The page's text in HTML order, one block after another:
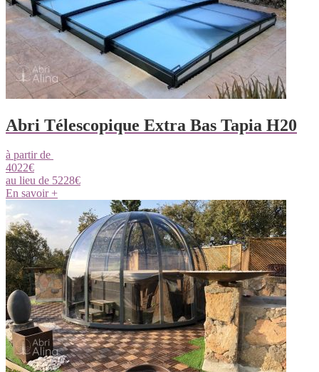
Abri Télescopique Extra Bas Tapia H20
à partir de
4022€
au lieu de 5228€
En savoir +